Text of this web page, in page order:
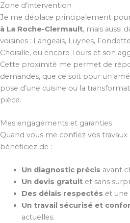
Zone d’intervention
Je me déplace principalement pour
à La Roche-Clermault, mais aussi
voisines : Langeais, Luynes,
Choisille, ou encore Tours et son
Cette proximité me permet de
demandes, que ce soit pour un
pose d’une cuisine ou la
pièce.
Mes engagements et garanties
Quand vous me confiez vos travaux
bénéficiez de :
Un diagnostic précis avant
Un devis gratuitet sans
Des délais respectés et une
Un travail sécurisé et
actuelles.